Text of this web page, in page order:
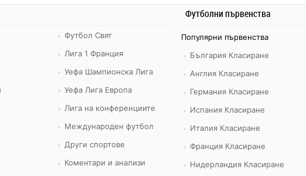
Футбол Свят
Лига 1 Франция
Уефа Шампионска Лига
Уефа Лига Европа
Лига на конференциите
Международен футбол
Други спортове
Коментари и анализи
Футболни първенства
Популярни първенства
България Класиране
Англия Класиране
Германия Класиране
Испания Класиране
Италия Класиране
Франция Класиране
Нидерландия Класиране